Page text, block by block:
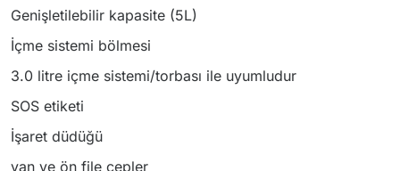
Genişletilebilir kapasite (5L)
İçme sistemi bölmesi
3.0 litre içme sistemi/torbası ile uyumludur
SOS etiketi
İşaret düdüğü
yan ve ön file cepler